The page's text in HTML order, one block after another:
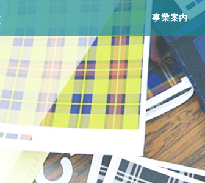
事業案内